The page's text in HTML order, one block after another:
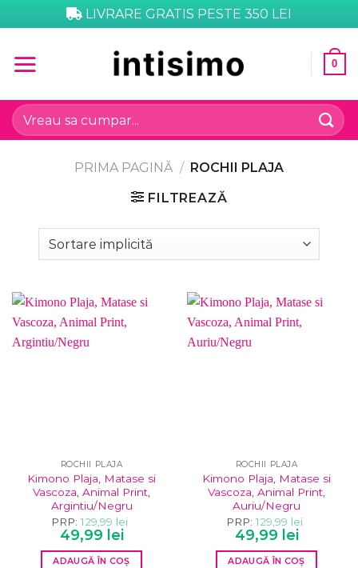
to
LIVRARE GRATIS PESTE 350 LEI
0
Caută
după:
PRIMA PAGINĂ / ROCHII PLAJA
FILTREAZĂ
ROCHII PLAJA
Kimono Plaja, Matase si
Vascoza, Animal Print,
Argintiu/Negru
PRP: 129,99 lei
Prețul
inițial
a
fost:
49,99 leiPrețul
curent
este:
49,99 lei.
ADAUGĂ ÎN COȘ
ROCHII PLAJA
Kimono Plaja, Matase si
Vascoza, Animal Print,
Auriu/Negru
PRP: 129,99 lei
Prețul
inițial
a
fost:
49,99 leiPrețul
curent
este:
49,99 lei.
ADAUGĂ ÎN COȘ